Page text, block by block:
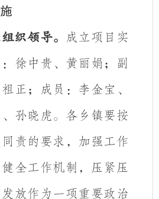
织领导。
成立项目实
徐中贵、黄丽娟；副
正；成员：李金宝、
孙晓虎。各乡镇要按
责的要求，加强工作
全工作机制，压紧压
放作为一项重要政治